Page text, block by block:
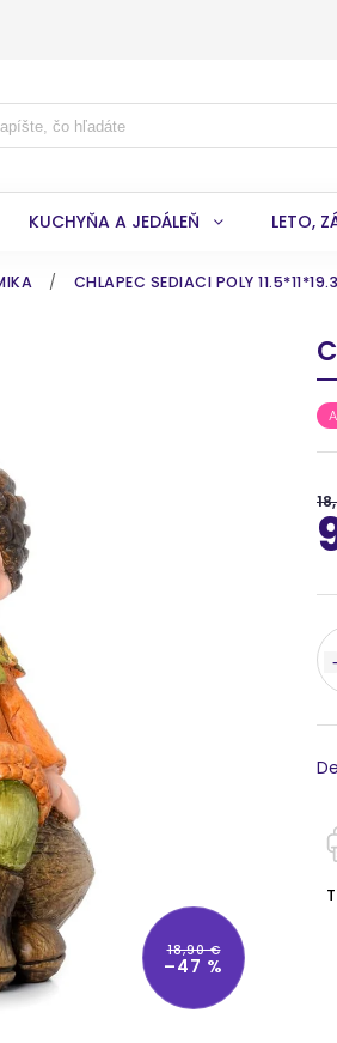
KUCHYŇA A JEDÁLEŇ LETO,
/ CHLAPEC SEDIACI POLY
18,90 €
–47 %